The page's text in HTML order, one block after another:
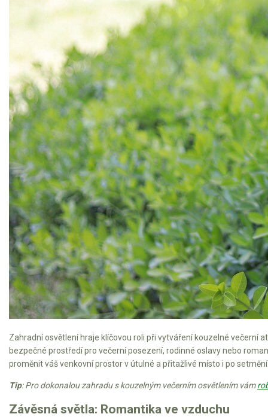
Mulčovače
Křovinořezy a vyžínače
Benzínové křovinořezy a vyžínače
Aku křovinořezy a vyžínače
Motorové pily
Benzínové pily
Aku pily
Elektrické pily
Jednoruční pily
Vyvětvovací pily
AKU zahradní technika
Aku křovinořezy a vyžínače
Aku pily
Aku sekačky
Aku STIHL
Štípačka na dřevo
Zahradní osvětlení hraje klíčovou roli při vytváření kouzelné večerní
bezpečné prostředí pro večerní posezení, rodinné oslavy nebo
proměnit váš venkovní prostor v útulné a přitažlivé místo i po
Tip: Pro dokonalou zahradu s kouzelným večerním osvětlením vám
Závěsná světla: Romantika ve vzduchu